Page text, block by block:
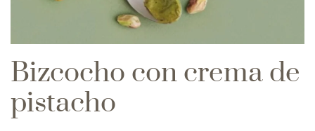
Bizcocho con crema de
pistacho